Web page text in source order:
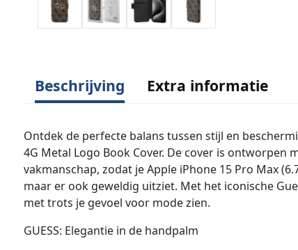
Beschrijving Extra informatie
Ontdek de perfecte balans tussen stijl en
4G Metal Logo Book Cover. De cover is ontworpen
vakmanschap, zodat je Apple iPhone 15 Pro Max
maar er ook geweldig uitziet. Met het iconische
met trots je gevoel voor mode zien.
GUESS: Elegantie in de handpalm